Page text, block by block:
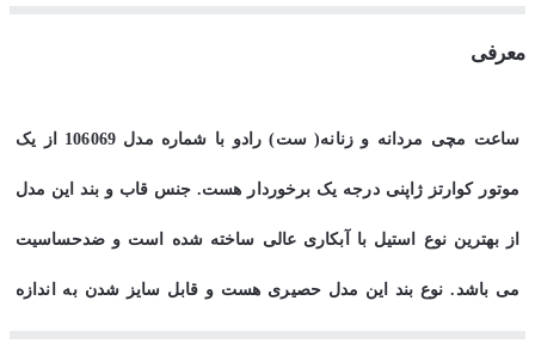
معرفی
ساعت مچی مردانه و زنانه( ست) رادو با شماره مدل 106069 از یک
موتور کوارتز ژاپنی درجه یک برخوردار هست. جنس قاب و بند این مدل
از بهترین نوع استیل با آبکاری عالی ساخته شده است و ضدحساسیت
می باشد. نوع بند این مدل حصیری هست و قابل سایز شدن به اندازه